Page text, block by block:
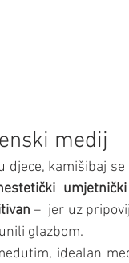
medij
djece, kamišibaj
–  jer uz
glazbom.
idealan